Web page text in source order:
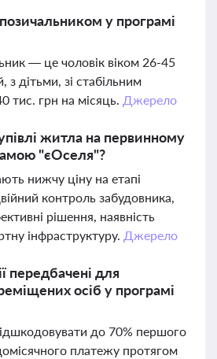
у програмі
— це чоловік віком 26-45
з дітьми, зі стабільним
тис. грн на місяць. Джерело
житла на первинному
"єОселя"?
нижчу ціну на етапі
контроль забудовника,
рішення, наявність
інфраструктуру. Джерело
передбачені для
осіб у програмі
до 70% першого
платежу протягом